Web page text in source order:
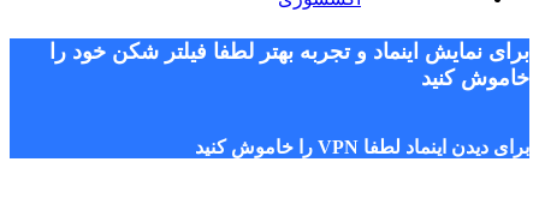
برای نمایش اینماد و تجربه بهتر لطفا فیلتر شکن خود را
خاموش کنید
برای دیدن اینماد لطفا VPN را خاموش کنید